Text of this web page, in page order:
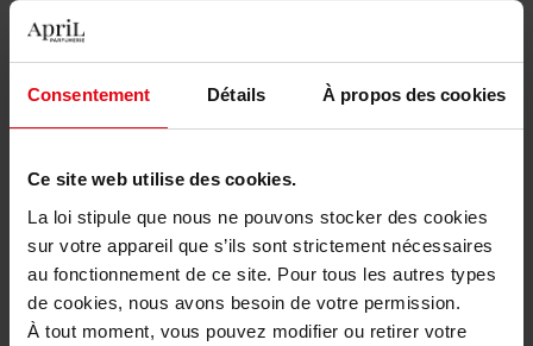
Consentement Détails À propos des cookies
Ce site web utilise des cookies.
La loi stipule que nous ne pouvons stocker des cookies
sur votre appareil que s’ils sont strictement nécessaires
au fonctionnement de ce site. Pour tous les autres types
de cookies, nous avons besoin de votre permission.
À tout moment, vous pouvez modifier ou retirer votre
En rupture
ARIANA GRANDE
CLOUD
CLOSE
Coffret 3 produits manucure